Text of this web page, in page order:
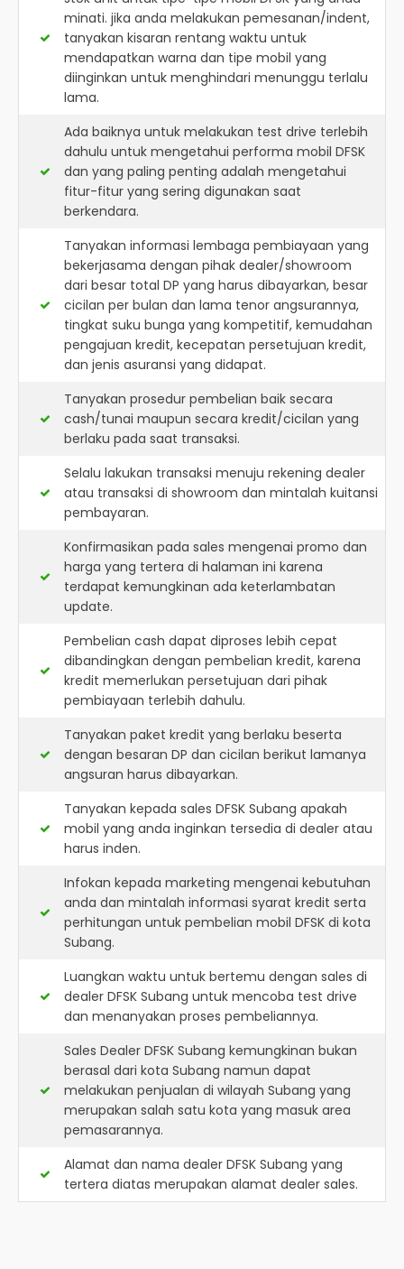
minati. jika anda melakukan pemesanan/indent,
tanyakan kisaran rentang waktu untuk
mendapatkan warna dan tipe mobil yang
diinginkan untuk menghindari menunggu terlalu
lama.
Ada baiknya untuk melakukan test drive terlebih
dahulu untuk mengetahui performa mobil DFSK
dan yang paling penting adalah mengetahui
fitur-fitur yang sering digunakan saat
berkendara.
Tanyakan informasi lembaga pembiayaan yang
bekerjasama dengan pihak dealer/showroom
dari besar total DP yang harus dibayarkan, besar
cicilan per bulan dan lama tenor angsurannya,
tingkat suku bunga yang kompetitif, kemudahan
pengajuan kredit, kecepatan persetujuan kredit,
dan jenis asuransi yang didapat.
Tanyakan prosedur pembelian baik secara
cash/tunai maupun secara kredit/cicilan yang
berlaku pada saat transaksi.
Selalu lakukan transaksi menuju rekening dealer
atau transaksi di showroom dan mintalah kuitansi
pembayaran.
Konfirmasikan pada sales mengenai promo dan
harga yang tertera di halaman ini karena
terdapat kemungkinan ada keterlambatan
update.
Pembelian cash dapat diproses lebih cepat
dibandingkan dengan pembelian kredit, karena
kredit memerlukan persetujuan dari pihak
pembiayaan terlebih dahulu.
Tanyakan paket kredit yang berlaku beserta
dengan besaran DP dan cicilan berikut lamanya
angsuran harus dibayarkan.
Tanyakan kepada sales DFSK Subang apakah
mobil yang anda inginkan tersedia di dealer atau
harus inden.
Infokan kepada marketing mengenai kebutuhan
anda dan mintalah informasi syarat kredit serta
perhitungan untuk pembelian mobil DFSK di kota
Subang.
Luangkan waktu untuk bertemu dengan sales di
dealer DFSK Subang untuk mencoba test drive
dan menanyakan proses pembeliannya.
Sales Dealer DFSK Subang kemungkinan bukan
berasal dari kota Subang namun dapat
melakukan penjualan di wilayah Subang yang
merupakan salah satu kota yang masuk area
pemasarannya.
Alamat dan nama dealer DFSK Subang yang
tertera diatas merupakan alamat dealer sales.